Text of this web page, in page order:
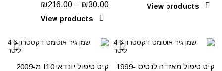
View products
₪30.00
–
₪216.00
View products
קיט טיפול מאזדה לנטיס 1999-
קיט טיפול יונדאי I10 מ2009-